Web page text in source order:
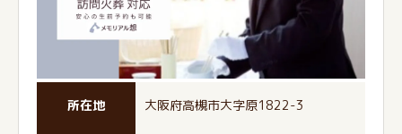
所在地 大阪府高槻市大字原1822-3